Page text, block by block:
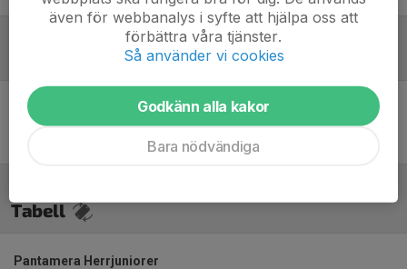
Inget referat skrivet
Tabell
Pantamera Herrjuniorer
även för webbanalys i syfte att hjälpa oss att
förbättra våra tjänster.
Så använder vi cookies
Godkänn alla kakor
Bara nödvändiga